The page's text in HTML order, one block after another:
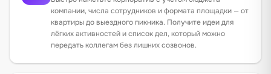
компании, числа сотрудников и формата площадки — от
квартиры до выездного пикника. Получите идеи для
лёгких активностей и список дел, который можно
передать коллегам без лишних созвонов.